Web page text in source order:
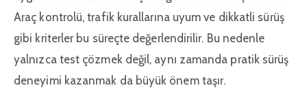
Araç kontrolü, trafik kurallarına uyum ve dikkatli sürüş
gibi kriterler bu süreçte değerlendirilir. Bu nedenle
yalnızca test çözmek değil, aynı zamanda pratik sürüş
deneyimi kazanmak da büyük önem taşır.